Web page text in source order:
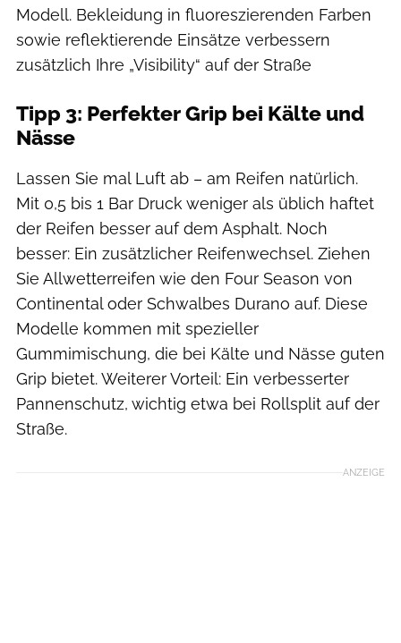
Modell. Bekleidung in fluoreszierenden Farben
sowie reflektierende Einsätze verbessern
zusätzlich Ihre „Visibility“ auf der Straße
Tipp 3: Perfekter Grip bei Kälte und
Nässe
Lassen Sie mal Luft ab – am Reifen natürlich.
Mit 0,5 bis 1 Bar Druck weniger als üblich haftet
der Reifen besser auf dem Asphalt. Noch
besser: Ein zusätzlicher Reifenwechsel. Ziehen
Sie Allwetterreifen wie den Four Season von
Continental oder Schwalbes Durano auf. Diese
Modelle kommen mit spezieller
Gummimischung, die bei Kälte und Nässe guten
Grip bietet. Weiterer Vorteil: Ein verbesserter
Pannenschutz, wichtig etwa bei Rollsplit auf der
Straße.
ANZEIGE